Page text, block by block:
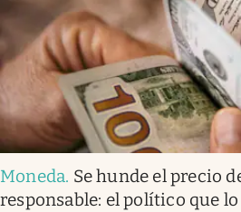
Moneda. Se hunde el precio
responsable: el político que